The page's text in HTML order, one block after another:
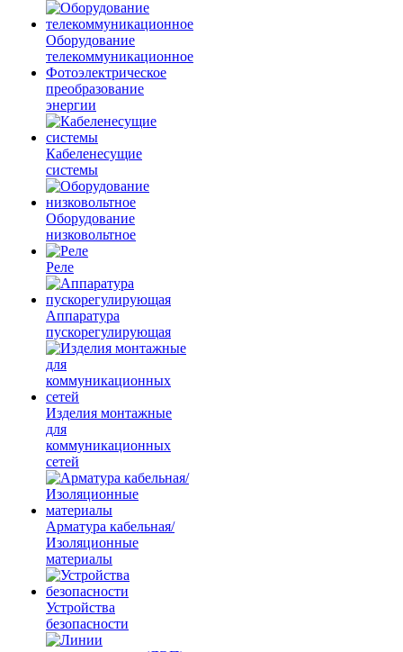
Оборудование
телекоммуникационное
Фотоэлектрическое
преобразование
энергии
Кабеленесущие
системы
Оборудование
низковольтное
Реле
Аппаратура
пускорегулирующая
Изделия монтажные
для
коммуникационных
сетей
Арматура кабельная/
Изоляционные
материалы
Устройства
безопасности